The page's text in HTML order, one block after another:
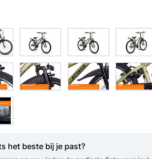
het beste bij je past?